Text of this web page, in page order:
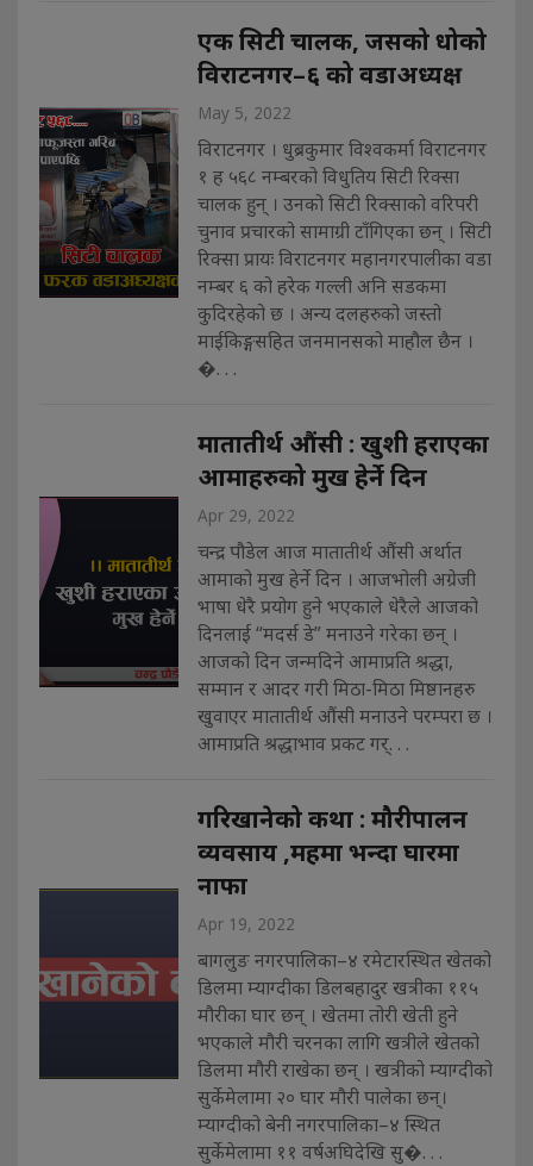
एक सिटी चालक, जसको धोको
विराटनगर–६ को वडाअध्यक्ष
May 5, 2022
विराटनगर । धुब्रकुमार विश्वकर्मा विराटनगर
१ ह ५६८ नम्बरको विधुतिय सिटी रिक्सा
चालक हुन् । उनको सिटी रिक्साको वरिपरी
चुनाव प्रचारको सामाग्री टाँगिएका छन् । सिटी
रिक्सा प्रायः विराटनगर महानगरपालीका वडा
नम्बर ६ को हरेक गल्ली अनि सडकमा
कुदिरहेको छ । अन्य दलहरुको जस्तो
माईकिङ्गसहित जनमानसको माहौल छैन ।
�. . .
मातातीर्थ औंसी : खुशी हराएका
आमाहरुको मुख हेर्ने दिन
Apr 29, 2022
चन्द्र पौडेल आज मातातीर्थ औंसी अर्थात
आमाको मुख हेर्ने दिन । आजभोली अग्रेजी
भाषा धेरै प्रयोग हुने भएकाले धेरैले आजको
दिनलाई “मदर्स डे” मनाउने गरेका छन् ।
आजको दिन जन्मदिने आमाप्रति श्रद्धा,
सम्मान र आदर गरी मिठा-मिठा मिष्ठानहरु
खुवाएर मातातीर्थ औंसी मनाउने परम्परा छ ।
आमाप्रति श्रद्धाभाव प्रकट गर्. . .
गरिखानेको कथा : मौरीपालन
व्यवसाय ,महमा भन्दा घारमा
नाफा
Apr 19, 2022
बागलुङ नगरपालिका–४ रमेटारस्थित खेतको
डिलमा म्याग्दीका डिलबहादुर खत्रीका ११५
मौरीका घार छन् । खेतमा तोरी खेती हुने
भएकाले मौरी चरनका लागि खत्रीले खेतको
डिलमा मौरी राखेका छन् । खत्रीको म्याग्दीको
सुर्केमेलामा २० घार मौरी पालेका छन्।
म्याग्दीको बेनी नगरपालिका–४ स्थित
सुर्केमेलामा ११ वर्षअघिदेखि सु�. . .